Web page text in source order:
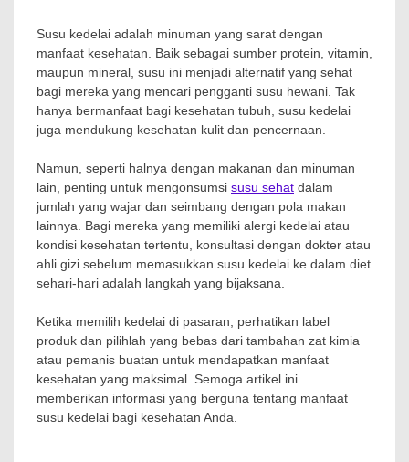
Susu kedelai adalah minuman yang sarat dengan
manfaat kesehatan. Baik sebagai sumber protein, vitamin,
maupun mineral, susu ini menjadi alternatif yang sehat
bagi mereka yang mencari pengganti susu hewani. Tak
hanya bermanfaat bagi kesehatan tubuh, susu kedelai
juga mendukung kesehatan kulit dan pencernaan.
Namun, seperti halnya dengan makanan dan minuman
lain, penting untuk mengonsumsi susu sehat dalam
jumlah yang wajar dan seimbang dengan pola makan
lainnya. Bagi mereka yang memiliki alergi kedelai atau
kondisi kesehatan tertentu, konsultasi dengan dokter atau
ahli gizi sebelum memasukkan susu kedelai ke dalam diet
sehari-hari adalah langkah yang bijaksana.
Ketika memilih kedelai di pasaran, perhatikan label
produk dan pilihlah yang bebas dari tambahan zat kimia
atau pemanis buatan untuk mendapatkan manfaat
kesehatan yang maksimal. Semoga artikel ini
memberikan informasi yang berguna tentang manfaat
susu kedelai bagi kesehatan Anda.